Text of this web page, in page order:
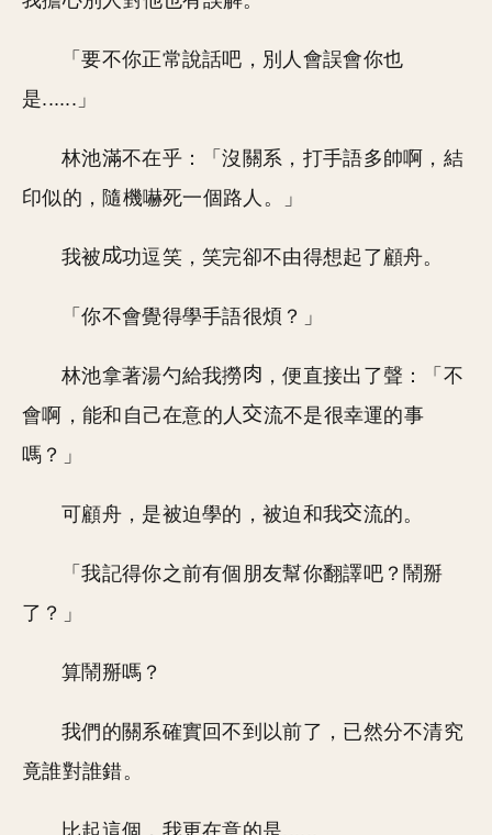
「要不你正常說話吧，別人會誤會你也
是......」
林池滿不在乎：「沒關系，打手語多帥啊，結
印似的，隨機嚇死一個路人。」
我被 功逗笑，笑完卻不由得想起了顧舟。
「你不會覺得學手語很煩？」
林池拿著湯勺給我撈
，便直接出了聲：「不
會啊，能和自己在意的人
流不是很幸運的事
嗎？」
可顧舟，是被迫學的，被迫和我 流的。
「我記得你之前有個朋友幫你翻譯吧？鬧掰
了？」
算鬧掰嗎？
我們的關系確實回不到以前了，已然分不清究
竟誰對誰錯。
比起這個，我更在意的是......